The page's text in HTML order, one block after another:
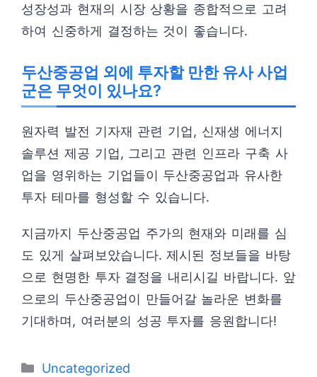
성장성과 현재의 시장 상황을 종합적으로 고려
하여 신중하게 결정하는 것이 좋습니다.
두산중공업 외에 투자할 만한 유사 사업
군은 무엇이 있나요?
원자력 발전 기자재 관련 기업, 신재생 에너지
솔루션 제공 기업, 그리고 관련 인프라 구축 사
업을 영위하는 기업들이 두산중공업과 유사한
투자 테마를 형성할 수 있습니다.
지금까지 두산중공업 주가의 현재와 미래를 심
도 있게 살펴보았습니다. 제시된 정보들을 바탕
으로 현명한 투자 결정을 내리시길 바랍니다. 앞
으로의 두산중공업이 만들어갈 놀라운 변화를
기대하며, 여러분의 성공 투자를 응원합니다!
카
Uncategorized